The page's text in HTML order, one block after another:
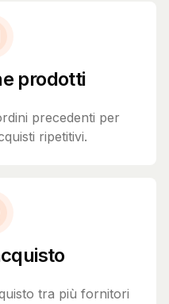
prodotti
precedenti per
ripetitivi.
tra più fornitori